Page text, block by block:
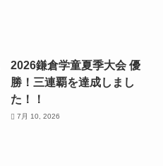
2026鎌倉学童夏季大会 優
勝！三連覇を達成しまし
た！！
7月 10, 2026